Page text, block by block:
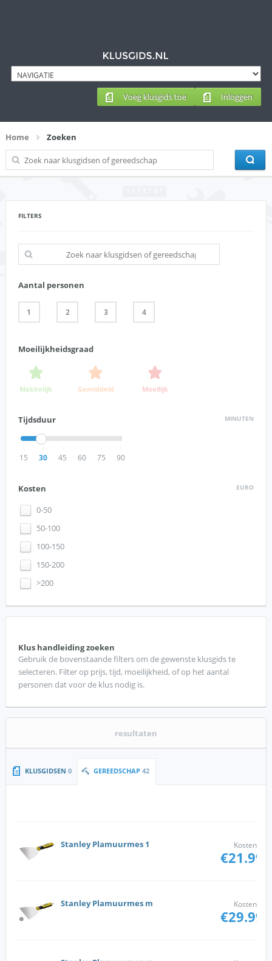
Inloggen
Voeg klusgids toe
Home Zoeken
FILTERS
Aantal personen
1 2 3 4
Moeilijkheidsgraad
Makkelijk Gemiddeld Moeilijk
MINUTEN
Tijdsduur
15 30 45 60 75 90
EURO
Kosten
0-50
50-100
100-150
150-200
>200
Klus handleiding zoeken
Gebruik de bovenstaande filters om de gewenste klusgids te
selecteren. Filter op prijs, tijd, moeilijkheid, of op het aantal
personen dat voor de klus nodig is.
resultaten
KLUSGIDSEN 0 GEREEDSCHAP 42
Stanley Plamuurmes 1 Kosten
€21.99
Stanley Plamuurmes m Kosten
€29.99